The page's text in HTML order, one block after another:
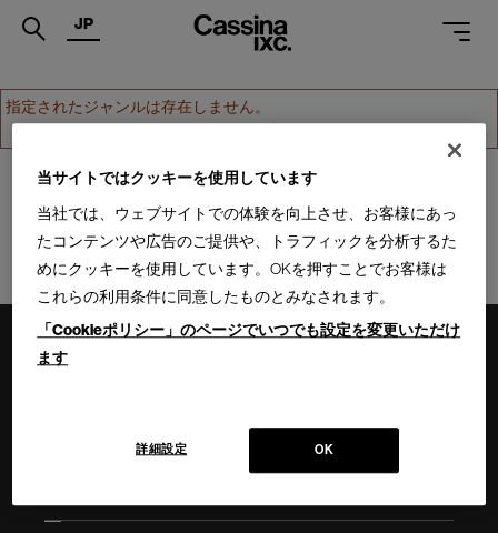
.
SERVICES
PROJECTS
MAGAZINE
SHOPS
PROFESSIONAL
JP
指定されたジャンルは存在しません。
ホームへ戻る
当サイトではクッキーを使用しています
当社では、ウェブサイトでの体験を向上させ、お客様にあっ
たコンテンツや広告のご提供や、トラフィックを分析するた
めにクッキーを使用しています。OKを押すことでお客様は
これらの利用条件に同意したものとみなされます。
「Cookieポリシー」のページでいつでも設定を変更いただけ
ます
OK
詳細設定